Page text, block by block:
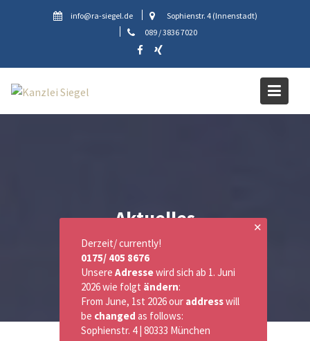
info@ra-siegel.de
Sophienstr. 4 (Innenstadt)
089 / 3836 7020
Aktuelles
✕
Derzeit/ currently!
0175/ 405 8676
Unsere Adressewird sich ab 1. Juni
2026 wie folgt ändern:
From June, 1st 2026 our addresswill
be changed as follows:
Sophienstr. 4 | 80333 München